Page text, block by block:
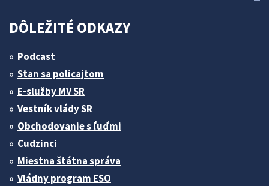
DÔLEŽITÉ ODKAZY
Podcast
Stan sa policajtom
E-služby MV SR
Vestník vlády SR
Obchodovanie s ľuďmi
Cudzinci
Miestna štátna správa
Vládny program ESO